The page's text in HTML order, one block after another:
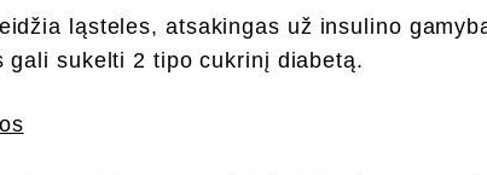
ląsteles, atsakingas už insulino
gali sukelti 2 tipo cukrinį diabetą.